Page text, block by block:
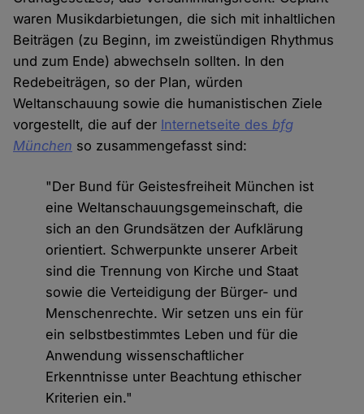
waren Musikdarbietungen, die sich mit inhaltlichen
Beiträgen (zu Beginn, im zweistündigen Rhythmus
und zum Ende) abwechseln sollten. In den
Redebeiträgen, so der Plan, würden
Weltanschauung sowie die humanistischen Ziele
vorgestellt, die auf der Internetseite desbfg
München so zusammengefasst sind:
"Der Bund für Geistesfreiheit München ist
eine Weltanschauungsgemeinschaft, die
sich an den Grundsätzen der Aufklärung
orientiert. Schwerpunkte unserer Arbeit
sind die Trennung von Kirche und Staat
sowie die Verteidigung der Bürger- und
Menschenrechte. Wir setzen uns ein für
ein selbstbestimmtes Leben und für die
Anwendung wissenschaftlicher
Erkenntnisse unter Beachtung ethischer
Kriterien ein."